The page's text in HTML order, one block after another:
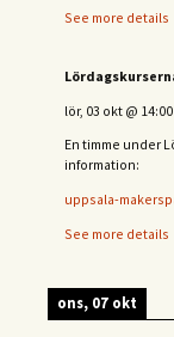
See more details
lör, 03 okt @ 14:00
En timme under
information:
uppsala-
See more details
ons, 07 okt